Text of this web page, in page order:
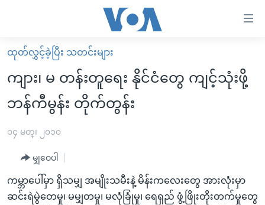
လွယ်ကူ
စေ
သည့်
များ
အကြောင်းအရာ
မူလစာမျက်နှာ
မြန်မာ
ကမ္ဘာ့သတင်းများ
အစ္စရေး-ပါလက်စတိုင်း
ရပ်ဝန်းတခု လမ်းတခု အလွန်
အင်္ဂလိပ်စာလေ့လာမယ်
ထုတ်လွှင့်ခဲ့ပြီး သတင်းများ
ကျား၊ မ တန်းတူရေး နိုင်ငံတွေ ကျင့်သုံးဖို့
ဘန်ကီမွန်း တိုက်တွန်း
၀၄ မတ္၊ ၂၀၁၀
မျှဝေပါ
ကမ္ဘာပေါ်မှာ ရှိသမျှ အမျိုးသမီးနဲ့ မိန်းကလေးတွေ အားလုံးမှာ
ဆင်းရဲမွဲတေမှု၊ မမျှတမှု၊ မလုံခြုံမှု၊ ရေရှည် ဖွံ့ဖြိုးတိုးတက်မှုတွေ